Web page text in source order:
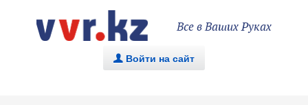
Все в Ваших Руках
. Войти на сайт